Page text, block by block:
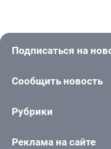
Подписаться на
Сообщить новость
Рубрики
Реклама на сайте